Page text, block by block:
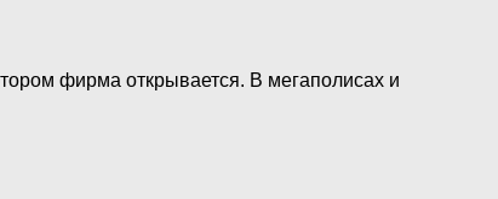
фирма открывается. В мегаполисах и